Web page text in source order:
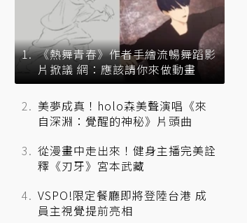
《熱舞青春》作者手繪流暢舞蹈影
片掀議 網：應該請你來做動畫
美夢成真！holo森美聲演唱《來
自深淵：覺醒的神秘》片頭曲
從漫畫中走出來！健身主播完美詮
釋《刃牙》宮本武藏
VSPO!限定餐廳即將登陸台港 成
員主視覺提前亮相